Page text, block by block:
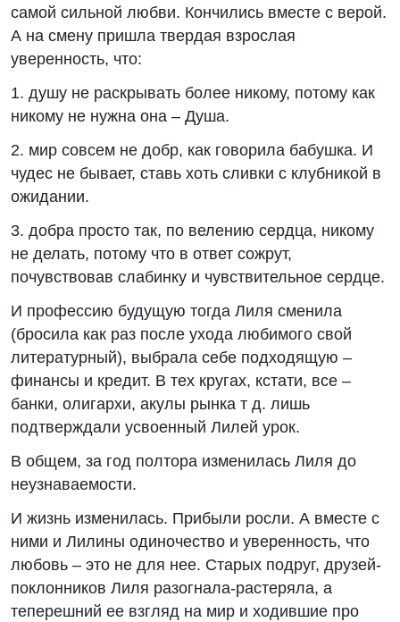
самой сильной любви. Кончились вместе с верой.
А на смену пришла твердая взрослая
уверенность, что:
1. душу не раскрывать более никому, потому как
никому не нужна она – Душа.
2. мир совсем не добр, как говорила бабушка. И
чудес не бывает, ставь хоть сливки с клубникой в
ожидании.
3. добра просто так, по велению сердца, никому
не делать, потому что в ответ сожрут,
почувствовав слабинку и чувствительное сердце.
И профессию будущую тогда Лиля сменила
(бросила как раз после ухода любимого свой
литературный), выбрала себе подходящую –
финансы и кредит. В тех кругах, кстати, все –
банки, олигархи, акулы рынка т д. лишь
подтверждали усвоенный Лилей урок.
В общем, за год полтора изменилась Лиля до
неузнаваемости.
И жизнь изменилась. Прибыли росли. А вместе с
ними и Лилины одиночество и уверенность, что
любовь – это не для нее. Старых подруг, друзей-
поклонников Лиля разогнала-растеряла, а
теперешний ее взгляд на мир и ходившие про